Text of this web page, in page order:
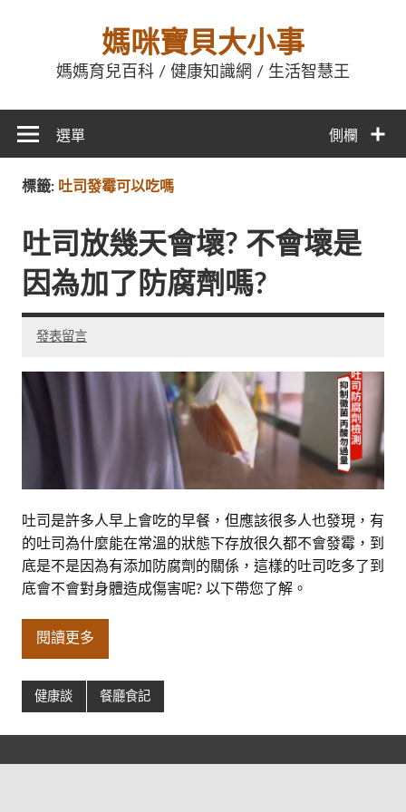
媽咪寶貝大小事
媽媽育兒百科 / 健康知識網 / 生活智慧王
側欄
選單
標籤: 吐司發霉可以吃嗎
吐司放幾天會壞? 不會壞是
因為加了防腐劑嗎?
發表留言
吐司是許多人早上會吃的早餐，但應該很多人也發現，有
的吐司為什麼能在常溫的狀態下存放很久都不會發霉，到
底是不是因為有添加防腐劑的關係，這樣的吐司吃多了到
底會不會對身體造成傷害呢? 以下帶您了解。
閱讀更多
健康談 餐廳食記